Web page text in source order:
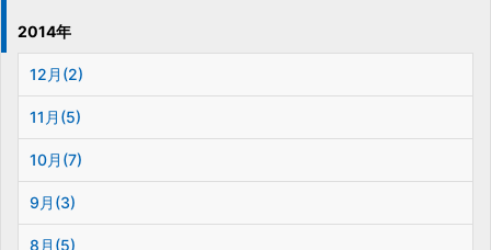
2014年
12月(2)
11月(5)
10月(7)
9月(3)
8月(5)